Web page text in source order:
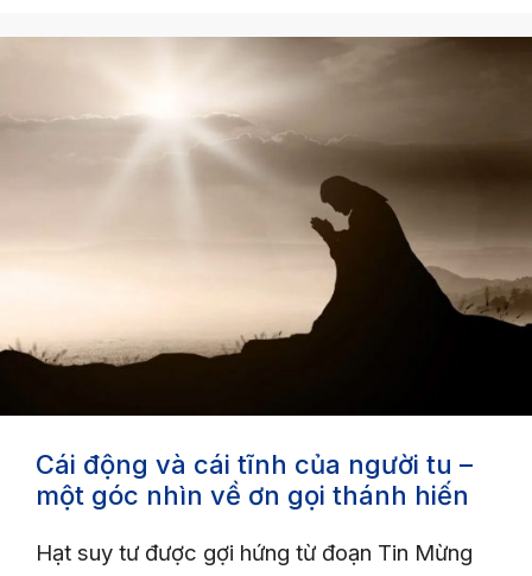
Cái động và cái tĩnh của người tu –
một góc nhìn về ơn gọi thánh hiến
Hạt suy tư được gợi hứng từ đoạn Tin Mừng